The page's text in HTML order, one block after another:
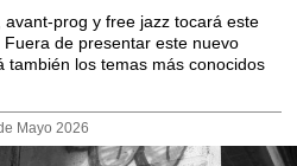
prog y free jazz tocará este
de presentar este nuevo
también los temas más conocidos
Mayo 2026